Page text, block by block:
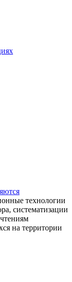
технологии
систематизации
на территории